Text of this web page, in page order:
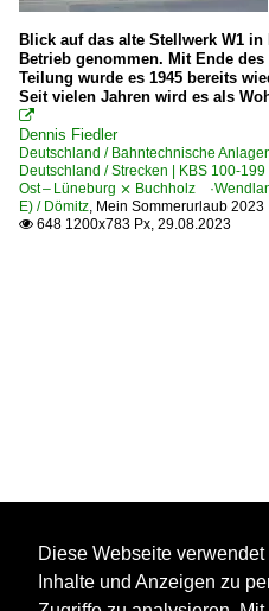
Blick auf das alte Stellwerk W1
Betrieb genommen. Mit Ende
Teilung wurde es 1945 bereits
Seit vielen Jahren wird es als

Dennis Fiedler
Deutschland / Bahntechnische
Deutschland / Strecken | KBS 100-
Ost – Lüneburg ⨯ Buchholz
E) / Dömitz, Mein Sommerurlaub 2023
 648 1200x783 Px, 29.08.2023
Diese Webseite
Inhalte und Anzeigen zu